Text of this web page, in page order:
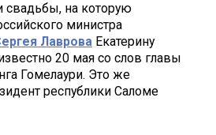
свадьбы, на которую
министра
Лаврова Екатерину
20 мая со слов главы
Гомелаури. Это же
республики Саломе